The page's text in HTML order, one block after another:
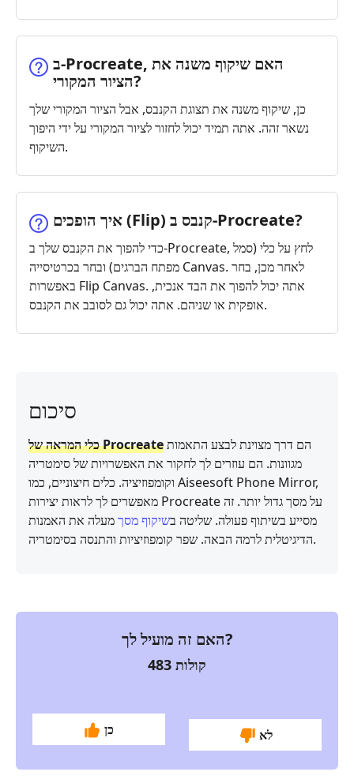
ב‑Procreate, האם שיקוף משנה את
הציור המקורי?
כן, שיקוף משנה את תצוגת הקנבס, אבל הציור המקורי שלך
נשאר זהה. אתה תמיד יכול לחזור לציור המקורי על ידי היפוך
השיקוף.
איך הופכים (Flip) קנבס ב‑Procreate?
כדי להפוך את הקנבס שלך ב-Procreate, לחץ על כלי (סמל
מפתח הברגים) ובחר בכרטיסייה Canvas. לאחר מכן, בחר
באפשרות Flip Canvas. אתה יכול להפוך את הבד אנכית,
אופקית או שניהם. אתה יכול גם לסובב את הקנבס.
סיכום
כלי המראה של Procreate
מגוונות. הם עוזרים לך לחקור את האפשרויות של סימטריה
וקומפוזיציה. כלים חיצוניים, כמו Aiseesoft Phone Mirror,
מאפשרים לך לראות יצירות Procreate על מסך גדול יותר. זה
מסייע בשיתוף פעולה. שליטה בשיקוף מסךמעלה את האמנות
הדיגיטלית לרמה הבאה. שפר קומפוזיציות והתנסה בסימטריה.
האם זה מועיל לך?
483 קולות
כן לא